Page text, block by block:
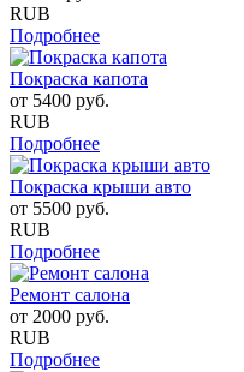
RUB
Подробнее
Покраска капота
от 5400 руб.
RUB
Подробнее
Покраска крыши авто
от 5500 руб.
RUB
Подробнее
Ремонт салона
от 2000 руб.
RUB
Подробнее